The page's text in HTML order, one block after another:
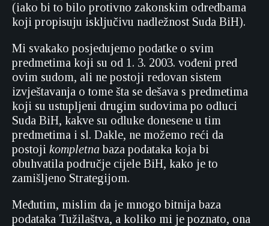
(iako bi to bilo protivno zakonskim odredbama
koji propisuju isključivu nadležnost Suda BiH).
Mi svakako posjedujemo podatke o svim
predmetima koji su od 1. 3. 2003. vođeni pred
ovim sudom, ali ne postoji redovan sistem
izvještavanja o tome šta se dešava s predmetima
koji su ustupljeni drugim sudovima po odluci
Suda BiH, kakve su odluke donesene u tim
predmetima i sl. Dakle, ne možemo reći da
postoji kompletnabaza podataka koja bi
obuhvatila područje cijele BiH, kako je to
zamišljeno Strategijom.
Međutim, mislim da je mnogo bitnija baza
podataka Tužilaštva, a koliko mi je poznato, ona